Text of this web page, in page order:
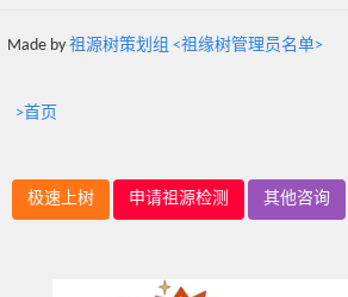
Made by 祖源树策划组 <祖缘树管理员名单>
>首页
极速上树 申请祖源检测 其他咨询